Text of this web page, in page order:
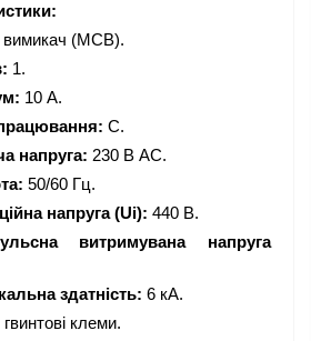
(MCB).
1.
10 А.
C.
напруга: 230 В AC.
50/60 Гц.
напруга (Ui): 440 В.
витримувана напруга
здатність: 6 кА.
гвинтові клеми.